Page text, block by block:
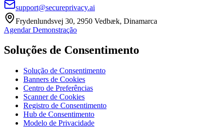
support@secureprivacy.ai
Frydenlundsvej 30, 2950 Vedbæk, Dinamarca
Agendar Demonstração
Soluções de Consentimento
Solução de Consentimento
Banners de Cookies
Centro de Preferências
Scanner de Cookies
Registro de Consentimento
Hub de Consentimento
Modelo de Privacidade